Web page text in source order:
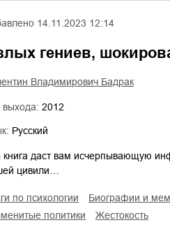
14.11.2023 12:14
гениев,
Владимирович Бадрак
выхода: 2012
Русский
книга даст вам исчерпывающую
цивили…
по психологии биографии и
политики
жестокость